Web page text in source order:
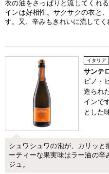
衣の油をさっぱりと流してくれ
インは好相性。サクサクの衣と
す。又、辛みもきれいに流してく
イタリア
サンテ
ピノ・
造られ
インで
とした
シュワシュワの泡が、カリッ
ーティーな果実味はラー油の
ジュ。